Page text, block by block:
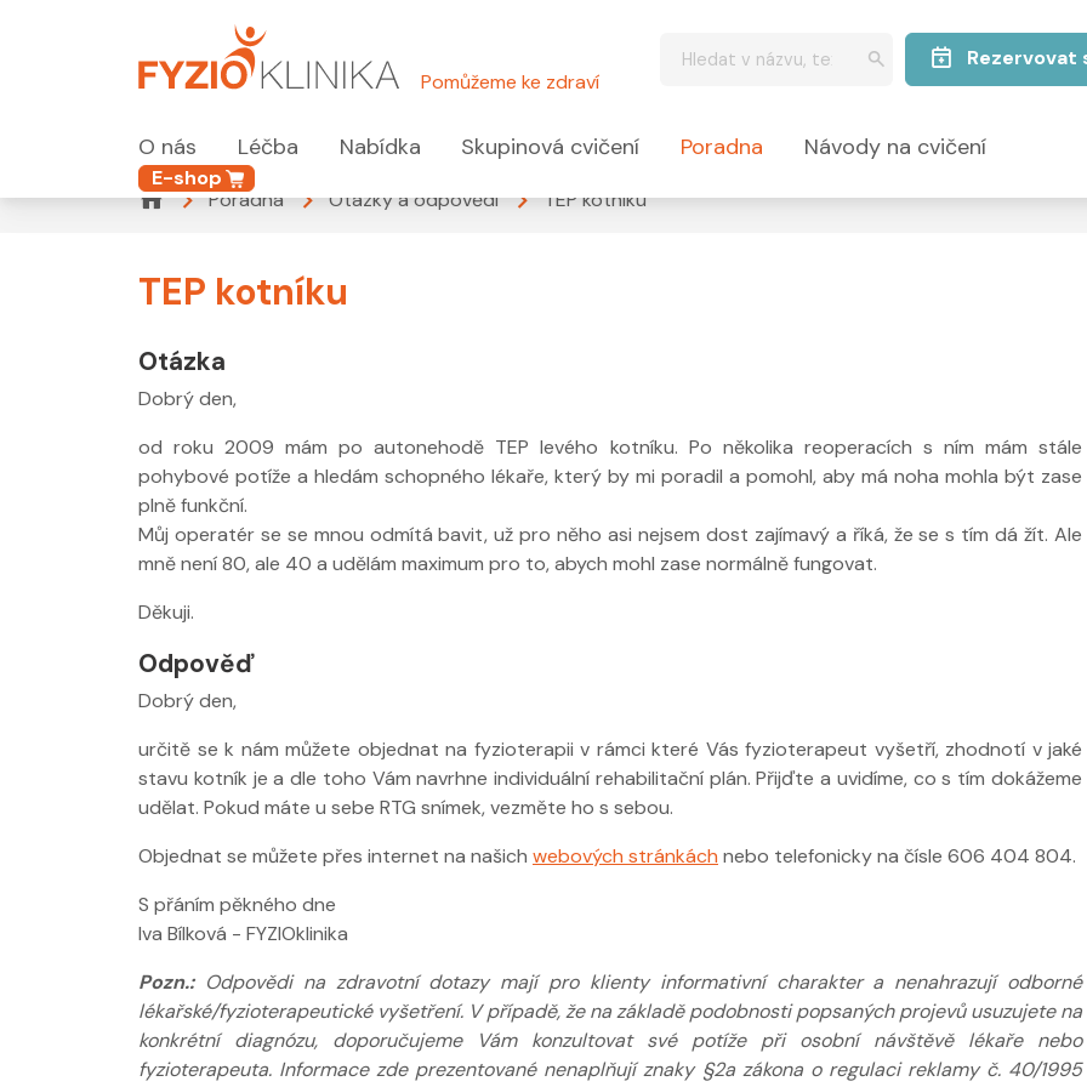
Pomůžeme ke zdraví
Rezervovat
O nás Léčba Nabídka Skupinová cvičení Poradna Návody na cvičení
E-shop
Poradna
Otázky a odpovědi TEP kotníku
TEP kotníku
Otázka
Dobrý den,
od roku 2009 mám po autonehodě TEP levého kotníku. Po několika reoperacích s ním mám stále
pohybové potíže a hledám schopného lékaře, který by mi poradil a pomohl, aby má noha mohla být zase
plně funkční.
Můj operatér se se mnou odmítá bavit, už pro něho asi nejsem dost zajímavý a říká, že se s tím dá žít. Ale
mně není 80, ale 40 a udělám maximum pro to, abych mohl zase normálně fungovat.
Děkuji.
Odpověď
Dobrý den,
určitě se k nám můžete objednat na fyzioterapii v rámci které Vás fyzioterapeut vyšetří, zhodnotí v jaké
stavu kotník je a dle toho Vám navrhne individuální rehabilitační plán. Přijďte a uvidíme, co s tím dokážeme
udělat. Pokud máte u sebe RTG snímek, vezměte ho s sebou.
Objednat se můžete přes internet na našich webových stránkách nebo telefonicky na čísle 606 404 804.
S přáním pěkného dne
Iva Bílková - FYZIOklinika
Pozn.:Odpovědi na zdravotní dotazy mají pro klienty informativní charakter a nenahrazují odborné
lékařské/fyzioterapeutické vyšetření. V případě, že na základě podobnosti popsaných projevů usuzujete na
konkrétní diagnózu, doporučujeme Vám konzultovat své potíže při osobní návštěvě lékaře nebo
fyzioterapeuta. Informace zde prezentované nenaplňují znaky §2a zákona o regulaci reklamy č. 40/1995
Nabídka masáží
Nabídka masáží